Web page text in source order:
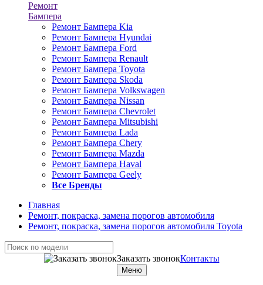
Ремонт
Бампера
Ремонт Бампера Kia
Ремонт Бампера Hyundai
Ремонт Бампера Ford
Ремонт Бампера Renault
Ремонт Бампера Toyota
Ремонт Бампера Skoda
Ремонт Бампера Volkswagen
Ремонт Бампера Nissan
Ремонт Бампера Chevrolet
Ремонт Бампера Mitsubishi
Ремонт Бампера Lada
Ремонт Бампера Chery
Ремонт Бампера Mazda
Ремонт Бампера Haval
Ремонт Бампера Geely
Все Бренды
Главная
Ремонт, покраска, замена порогов автомобиля
Ремонт, покраска, замена порогов автомобиля Toyota
Заказать звонокКонтакты
Меню